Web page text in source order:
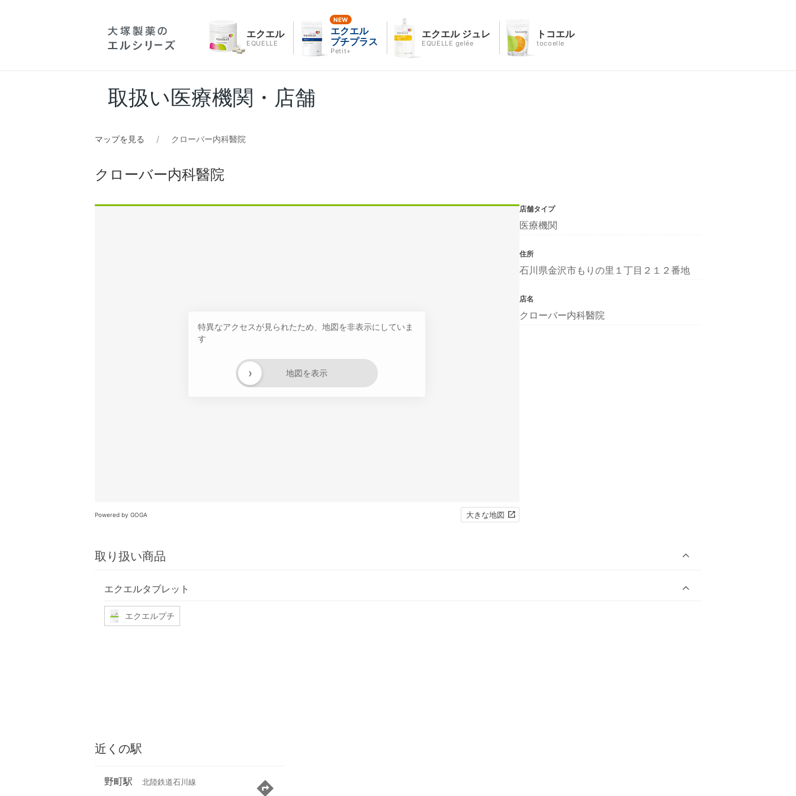
エクエル
EQUELLE
エクエル
プチプラス
Petit+
エクエル ジュレ
EQUELLE gelée
トコエル
tocoelle
取扱い医療機関・店舗
マップを見る クローバー内科醫院
クローバー内科醫院
特異なアクセスが見られたため、地図を非表示にしていま
す
地図を表示
›
Powered by GOGA 大きな地図
取り扱い商品
エクエルタブレット
エクエルプチ
店舗タイプ
医療機関
住所
石川県金沢市もりの里１丁目２１２番地
店名
クローバー内科醫院
近くの駅
野町駅 北陸鉄道石川線